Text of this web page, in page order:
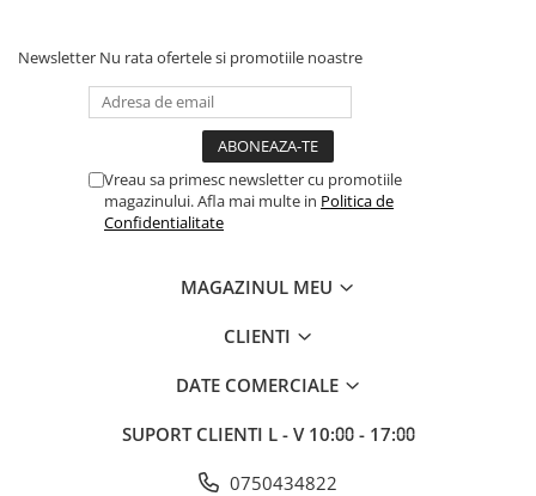
Newsletter Nu rata ofertele si promotiile noastre
Vreau sa primesc newsletter cu promotiile
magazinului. Afla mai multe in Politica de
Confidentialitate
MAGAZINUL MEU
CLIENTI
DATE COMERCIALE
SUPORT CLIENTI L - V 10:⩇⩇ - 17:⩇⩇
0750434822